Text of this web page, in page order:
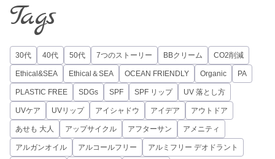
Tags
30代 40代 50代 7つのストーリー BBクリーム CO2削減
Ethical&SEA Ethical＆SEA OCEAN FRIENDLY Organic PA
PLASTIC FREE SDGs SPF SPF リップ UV 落とし方
UVケア UVリップ アイシャドウ アイデア アウトドア
あせも 大人 アップサイクル アフターサン アメニティ
アルガンオイル アルコールフリー アルミフリー デオドラント